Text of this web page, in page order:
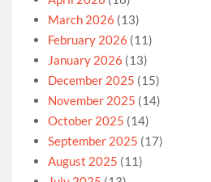
March 2026 (13)
February 2026 (11)
January 2026 (13)
December 2025 (15)
November 2025 (14)
October 2025 (14)
September 2025 (17)
August 2025 (11)